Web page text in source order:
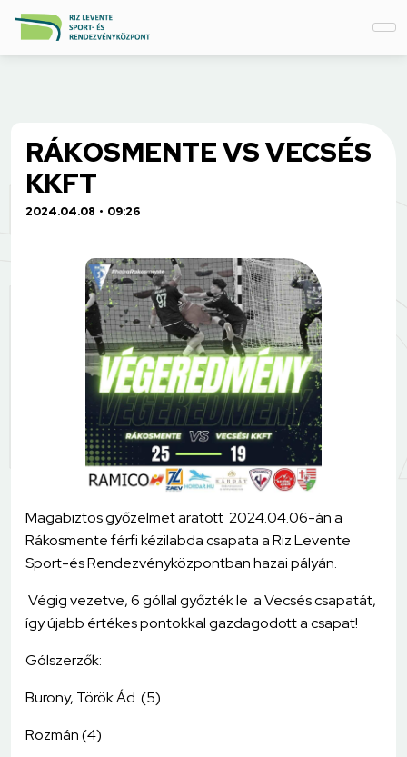
RÁKOSMENTE VS VECSÉS
KKFT
2024.04.08 09:26
Magabiztos győzelmet aratott 2024.04.06-án a
Rákosmente férfi kézilabda csapata a Riz Levente
Sport-és Rendezvényközpontban hazai pályán.
Végig vezetve, 6 góllal győzték le a Vecsés csapatát,
így újabb értékes pontokkal gazdagodott a csapat!
Gólszerzők:
Burony, Török Ád. (5)
Rozmán (4)